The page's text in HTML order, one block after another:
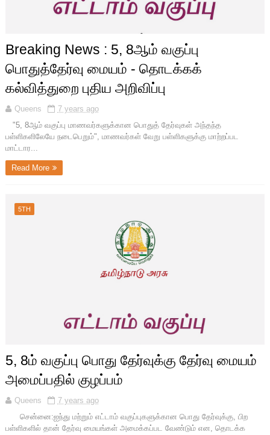
Breaking News : 5, 8ஆம் வகுப்பு
பொதுத்தேர்வு மையம் - தொடக்கக்
கல்வித்துறை புதிய அறிவிப்பு
Queens
7 years ago
"5, 8ஆம் வகுப்பு மாணவர்களுக்கான பொதுத் தேர்வுகள் அந்தந்த
பள்ளிகளிலேயே நடைபெறும்", மாணவர்கள் வேறு பள்ளிகளுக்கு மாற்றப்பட
மாட்டார...
Read More
5TH
5, 8ம் வகுப்பு பொது தேர்வுக்கு தேர்வு மையம்
அமைப்பதில் குழப்பம்
Queens
7 years ago
சென்னை:ஐந்து மற்றும் எட்டாம் வகுப்புகளுக்கான பொது தேர்வுக்கு, பிற
பள்ளிகளில் தான் தேர்வு மையங்கள் அமைக்கப்பட வேண்டும் என, தொடக்க